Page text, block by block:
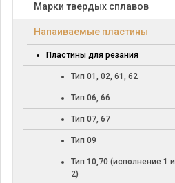
Марки твердых сплавов
Напаиваемые пластины
Пластины для резания
Тип 01, 02, 61, 62
Тип 06, 66
Тип 07, 67
Тип 09
Тип 10,70 (исполнение 1 и
2)